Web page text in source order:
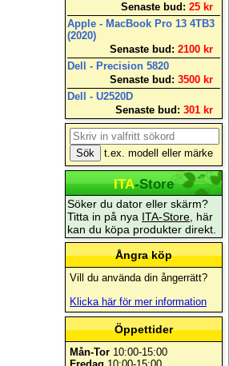
Senaste bud: 25 kr
Apple - MacBook Pro 13 4TB3
(2020)
Senaste bud: 2100 kr
Dell - Precision 5820
Senaste bud: 3500 kr
Dell - U2520D
Senaste bud: 301 kr
t.ex. modell eller märke
ITA-Store
Söker du dator eller skärm?
Titta in på nya ITA-Store , här
kan du köpa produkter direkt.
Ångra köp
Vill du använda din ångerrätt?
Klicka här för mer information
Öppettider
Mån-Tor 10:00-15:00